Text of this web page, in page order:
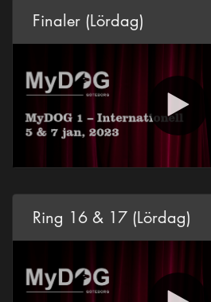
Finaler (Lördag)
Ring 16 & 17 (Lördag)